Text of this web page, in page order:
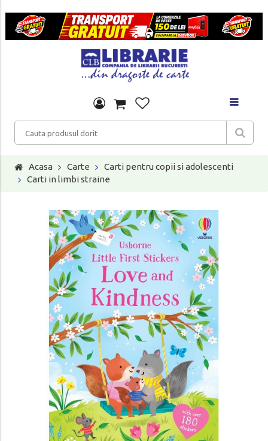
Acasa Carte
Carti pentru copii si adolescenti
Carti in limbi straine